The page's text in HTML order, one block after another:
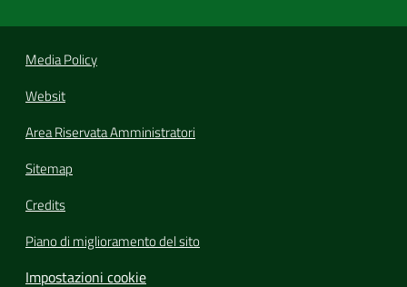
Media Policy
Websit
Area Riservata Amministratori
Sitemap
Credits
Piano di miglioramento del sito
Impostazioni cookie